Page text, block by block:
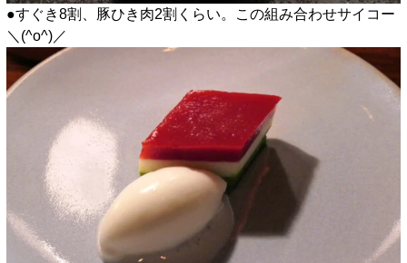
●すぐき8割、豚ひき肉2割くらい。この組み合わせサイコー
＼(^o^)／